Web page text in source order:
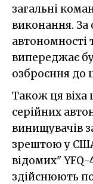
загальні
виконання.
випереджає
озброєння до
Також ця віха
серійних
винищувачів
зрештою у
відомих" YFQ-
здійснюють